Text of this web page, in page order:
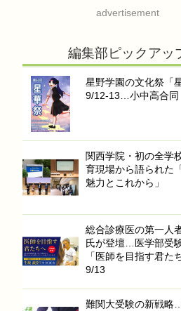
advertisement
編集部ピックアッ
星野学園の文化祭「
9/12-13…小中高合同
関西学院・初の全学
育現場から語られた
魅力とこれから」
総合診療医の第一人
氏が登壇…医学部受
「医師を目指す君た
9/13
難関大受験の新戦略